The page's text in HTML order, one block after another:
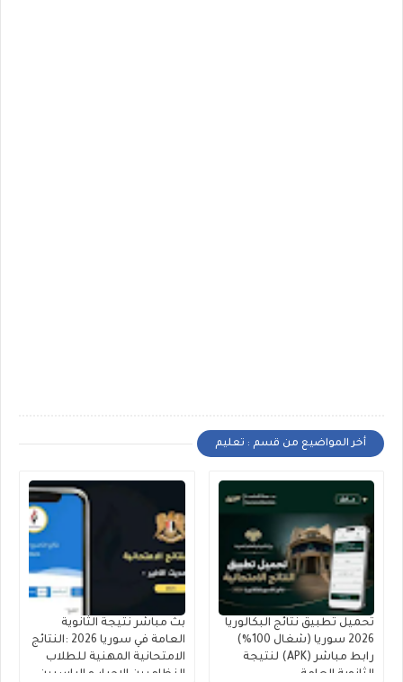
أخر المواضيع من قسم : تعليم
تحميل تطبيق نتائج البكالوريا
2026 سوريا (شغال 100%)
رابط مباشر (APK) لنتيجة
الثانوية العامة
بث مباشر نتيجة الثانوية
العامة في سوريا 2026 :النتائج
الامتحانية المهنية للطلاب
النظاميين الاحرار و الراسبين